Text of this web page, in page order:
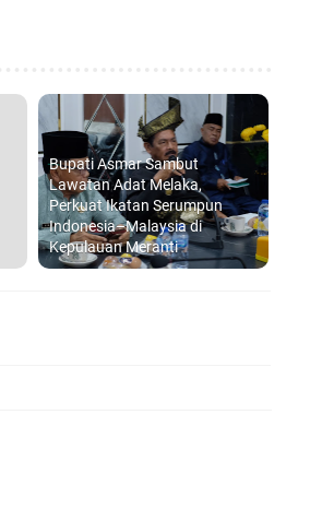
Bupati Asmar Sambut
Lawatan Adat Melaka,
Perkuat Ikatan Serumpun
Indonesia–Malaysia di
Kepulauan Meranti